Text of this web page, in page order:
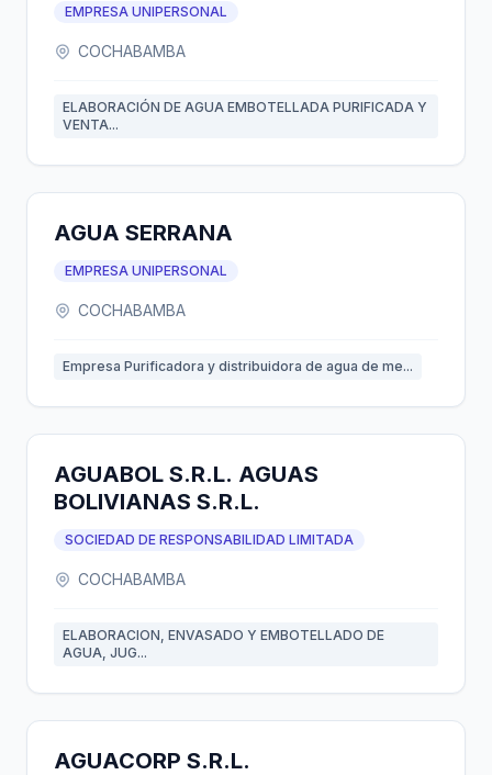
EMPRESA UNIPERSONAL
COCHABAMBA
ELABORACIÓN DE AGUA EMBOTELLADA PURIFICADA Y
VENTA...
AGUA SERRANA
EMPRESA UNIPERSONAL
COCHABAMBA
Empresa Purificadora y distribuidora de agua de me...
AGUABOL S.R.L. AGUAS
BOLIVIANAS S.R.L.
SOCIEDAD DE RESPONSABILIDAD LIMITADA
COCHABAMBA
ELABORACION, ENVASADO Y EMBOTELLADO DE
AGUA, JUG...
AGUACORP S.R.L.